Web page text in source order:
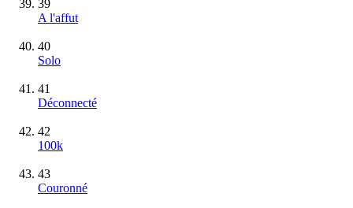
39
A l'affut
40
Solo
41
Déconnecté
42
100k
43
Couronné